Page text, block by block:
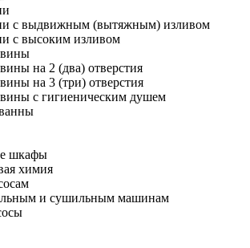
с выдвижным (вытяжным) изливом
с высоким изливом
на 2 (два) отверстия
на 3 (три) отверстия
с гигиеническим душем
шкафы
химия
и сушильным машинам